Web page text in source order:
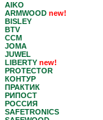
AIKO
ARMWOOD new!
BISLEY
BTV
CCM
JOMA
JUWEL
LIBERTY new!
PROTECTOR
КОНТУР
ПРАКТИК
РИПОСТ
РОССИЯ
SAFETRONICS